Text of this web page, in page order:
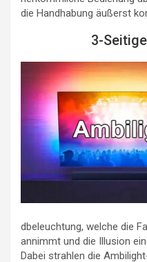
die Handhabung äußerst
3-
dbeleuchtung, welche die
annimmt und die Illusion
Dabei strahlen die